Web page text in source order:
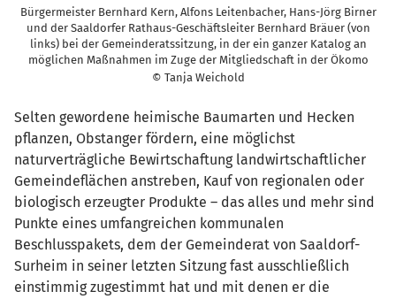
Bürgermeister Bernhard Kern, Alfons Leitenbacher, Hans-Jörg Birner
und der Saaldorfer Rathaus-Geschäftsleiter Bernhard Bräuer (von
links) bei der Gemeinderatssitzung, in der ein ganzer Katalog an
möglichen Maßnahmen im Zuge der Mitgliedschaft in der Ökomo
© Tanja Weichold
Selten gewordene heimische Baumarten und Hecken
pflanzen, Obstanger fördern, eine möglichst
naturverträgliche Bewirtschaftung landwirtschaftlicher
Gemeindeflächen anstreben, Kauf von regionalen oder
biologisch erzeugter Produkte – das alles und mehr sind
Punkte eines umfangreichen kommunalen
Beschlusspakets, dem der Gemeinderat von Saaldorf-
Surheim in seiner letzten Sitzung fast ausschließlich
einstimmig zugestimmt hat und mit denen er die